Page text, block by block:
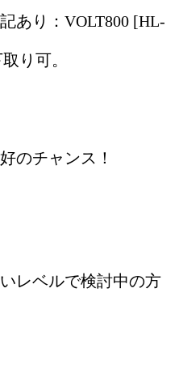
あり：VOLT800 [HL-
り可。
のチャンス！
レベルで検討中の方